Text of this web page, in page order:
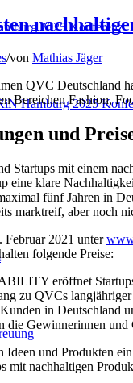
2025 Konferenz
Hamburg 2025
/von Mathias Jäger
QVC
Bereichen Fashion,
und
Startups mit einem
eine klare
fünf Jahren in
marktreif, aber noch
Februar 2021 unter
folgende Preise:
eröffnet Startups
zu QVCs
in Deutschland
die Gewinnerinnen
Ideen und Produkten
mit nachhaltigen